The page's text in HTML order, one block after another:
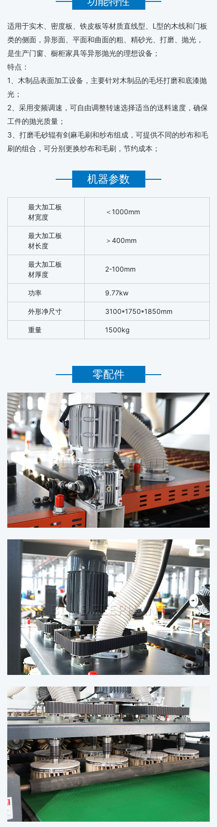
适用于实木、密度板、铁皮板等材质直线型、L型的木线和门板
类的侧面，异形面、平面和曲面的粗、精砂光、打磨、抛光，
是生产门窗、橱柜家具等异形抛光的理想设备；
特点：
1、木制品表面加工设备，主要针对木制品的毛坯打磨和底漆抛
光；
2、采用变频调速，可自由调整转速选择适当的送料速度，确保
工件的抛光质量；
3、打磨毛砂辊有剑麻毛刷和纱布组成，可提供不同的纱布和毛
刷的组合，可分别更换纱布和毛刷，节约成本；
机器参数
最大加工板
材宽度
＜1000mm
最大加工板
材长度
＞400mm
最大加工板
材厚度
2-100mm
功率 9.77kw
外形净尺寸 3100*1750*1850mm
重量 1500kg
零配件